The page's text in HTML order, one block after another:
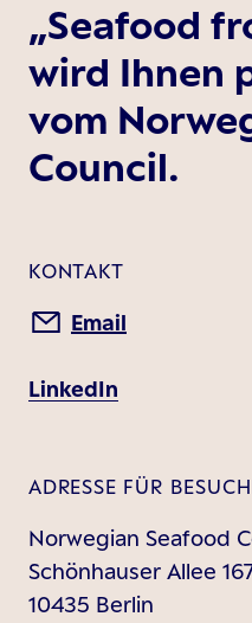
„Seafood
wird Ihnen
vom
Council.
KONTAKT
Email
LinkedIn
ADRESSE FÜR
Norwegian Seafood
Schönhauser Allee
10435 Berlin